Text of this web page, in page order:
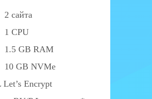
2 сайта
1 CPU
1.5 GB RAM
10 GB NVMe
Let’s Encrypt